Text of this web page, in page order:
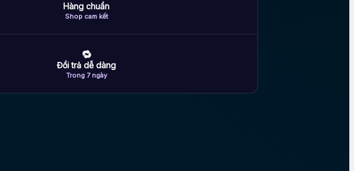
Hàng chuẩn
Shop cam kết
🔁
Đổi trả dễ dàng
Trong 7 ngày